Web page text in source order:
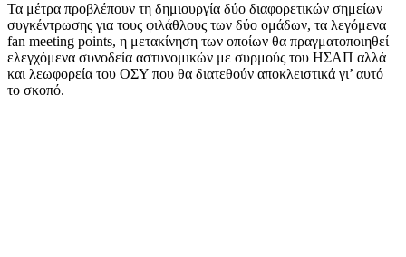
Τα μέτρα προβλέπουν τη δημιουργία δύο διαφορετικών σημείων
συγκέντρωσης για τους φιλάθλους των δύο ομάδων, τα λεγόμενα
fan meeting points, η μετακίνηση των οποίων θα πραγματοποιηθεί
ελεγχόμενα συνοδεία αστυνομικών με συρμούς του ΗΣΑΠ αλλά
και λεωφορεία του ΟΣΥ που θα διατεθούν αποκλειστικά γι’ αυτό
το σκοπό.